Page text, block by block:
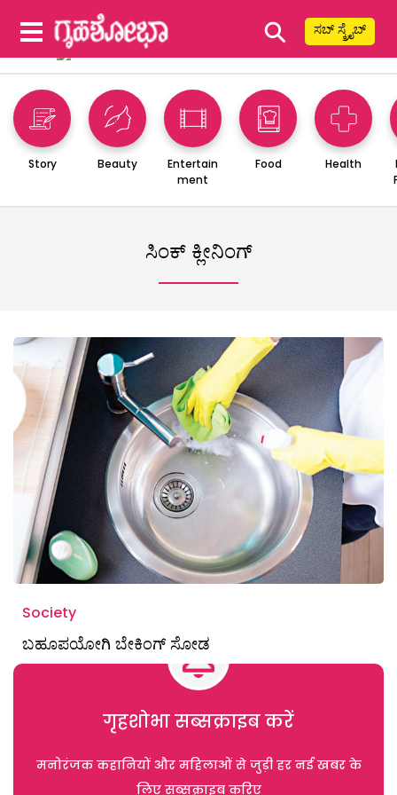
⚲ ಸಬ್ ಸ್ಕ್ರೈಬ್
Story Beauty
Entertain
ment
Food Health
ಸಿಂಕ್ ಕ್ಲೀನಿಂಗ್
Society
ಬಹೂಪಯೋಗಿ ಬೇಕಿಂಗ್‌ ಸೋಡ
गृहशोभा सब्सक्राइब करें
मनोरंजक कहानियों और महिलाओं से जुड़ी हर नई खबर के
लिए सब्सक्राइब करिए